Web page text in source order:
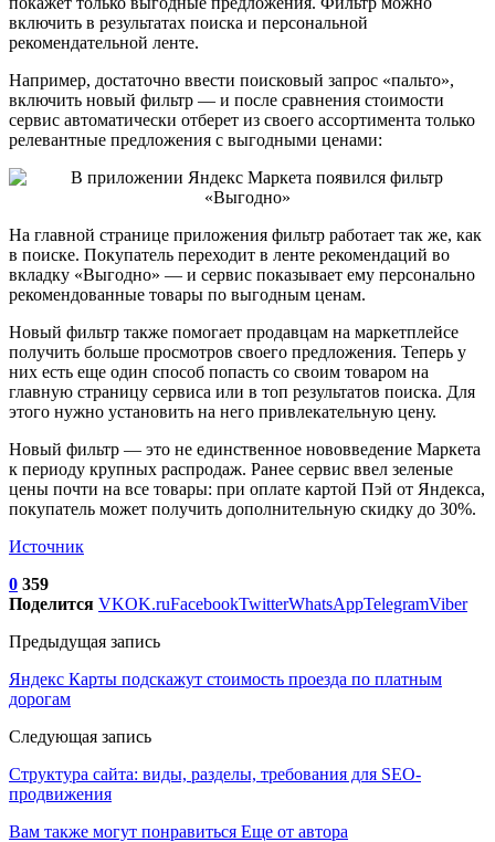
включить в результатах поиска и персональной
рекомендательной ленте.
Например, достаточно ввести поисковый запрос «пальто»,
включить новый фильтр — и после сравнения стоимости
сервис автоматически отберет из своего ассортимента только
релевантные предложения с выгодными ценами:
На главной странице приложения фильтр работает так же, как
в поиске. Покупатель переходит в ленте рекомендаций во
вкладку «Выгодно» — и сервис показывает ему персонально
рекомендованные товары по выгодным ценам.
Новый фильтр также помогает продавцам на маркетплейсе
получить больше просмотров своего предложения. Теперь у
них есть еще один способ попасть со своим товаром на
главную страницу сервиса или в топ результатов поиска. Для
этого нужно установить на него привлекательную цену.
Новый фильтр — это не единственное нововведение Маркета
к периоду крупных распродаж. Ранее сервис ввел зеленые
цены почти на все товары: при оплате картой Пэй от Яндекса,
покупатель может получить дополнительную скидку до 30%.
Источник
0 359
Поделится VKOK.ruFacebookTwitterWhatsAppTelegramViber
Предыдущая запись
Яндекс Карты подскажут стоимость проезда по платным
дорогам
Следующая запись
Структура сайта: виды, разделы, требования для SEO-
продвижения
Вам также могут понравиться Еще от автора